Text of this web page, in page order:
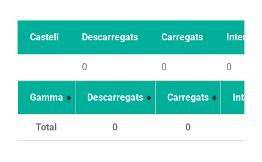
Castell Descarregats Carregats Intents
0 0 0
Gamma Descarregats Carregats Intents
Total 0 0